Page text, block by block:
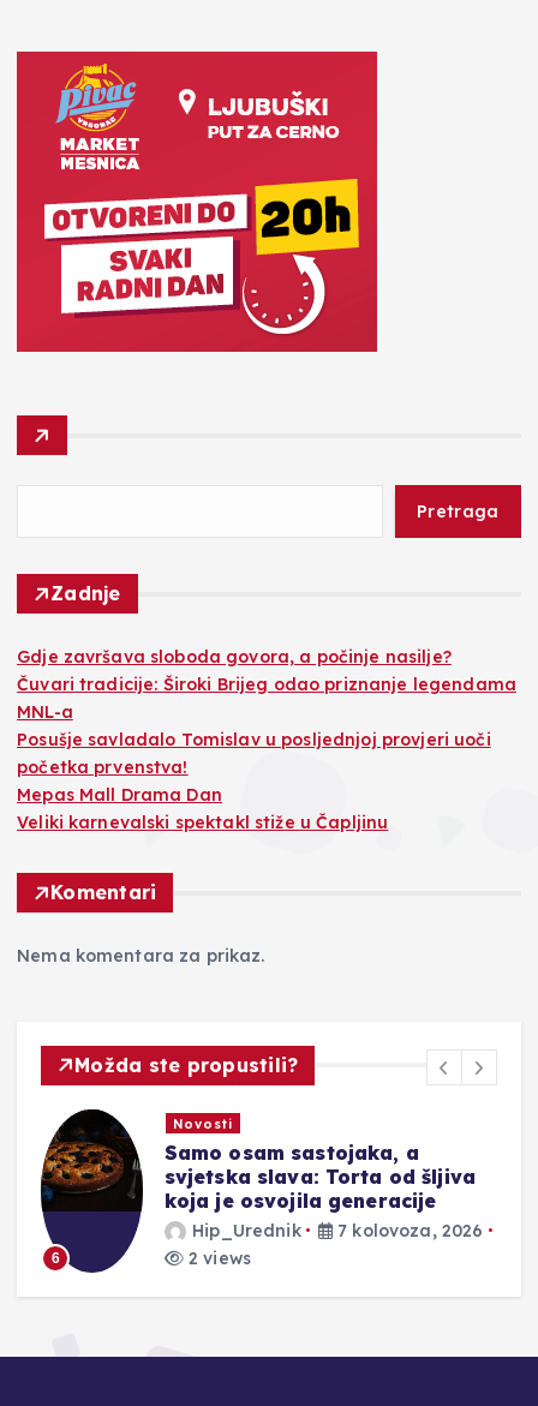
Pretraga
Zadnje
Gdje završava sloboda govora, a počinje nasilje?
Čuvari tradicije: Široki Brijeg odao priznanje legendama
MNL-a
Posušje savladalo Tomislav u posljednjoj provjeri uoči
početka prvenstva!
Mepas Mall Drama Dan
Veliki karnevalski spektakl stiže u Čapljinu
Komentari
Nema komentara za prikaz.
Možda ste propustili?
6
Novosti
Samo osam sastojaka, a
svjetska slava: Torta od šljiva
koja je osvojila generacije
Hip_Urednik
7 kolovoza, 2026
2 views